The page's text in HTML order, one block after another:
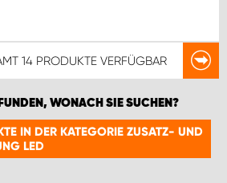
14 PRODUKTE VERFÜGBAR
WONACH SIE SUCHEN?
IN DER KATEGORIE ZUSATZ- UND
LED